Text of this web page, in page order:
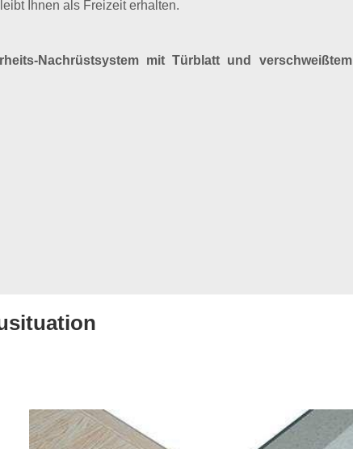
Ihnen als Freizeit erhalten.
Nachrüstsystem mit Türblatt und verschweißtem